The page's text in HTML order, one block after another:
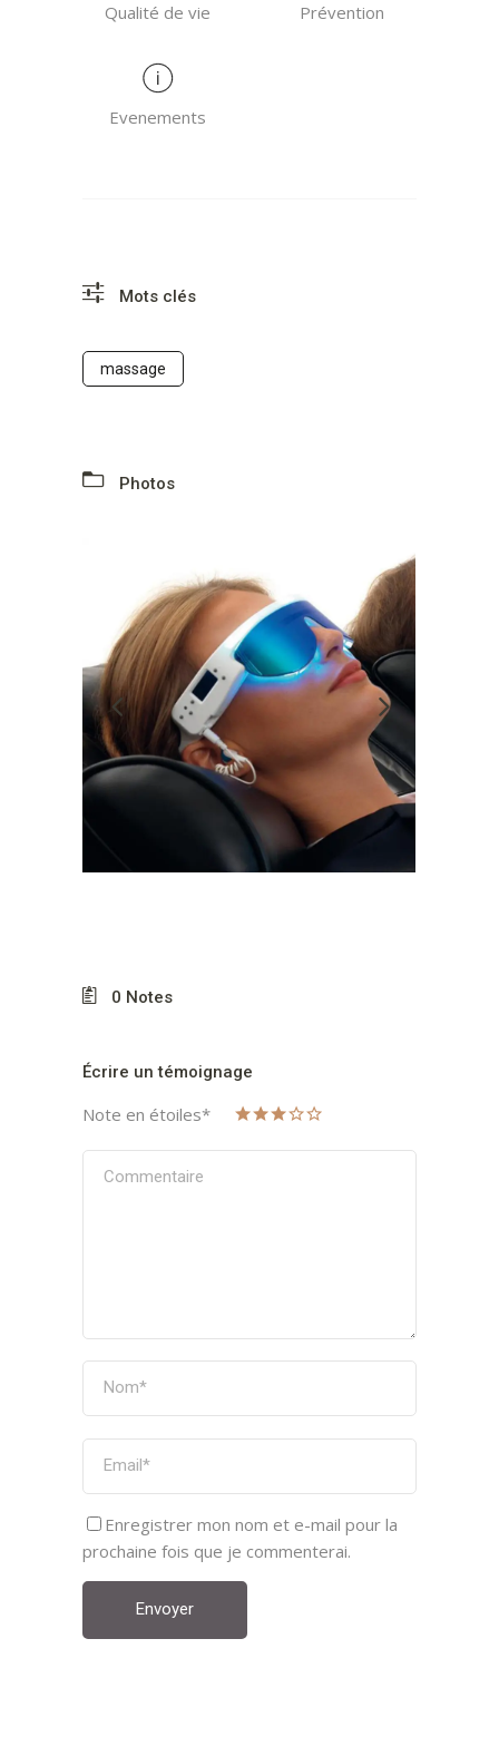
Qualité de vie Prévention
Evenements
Mots clés
massage
Photos
0 Notes
Écrire un témoignage
Note en étoiles*
Enregistrer mon nom et e-mail pour la
prochaine fois que je commenterai.
Envoyer